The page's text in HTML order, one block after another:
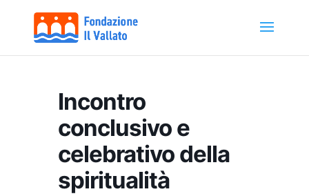
Incontro
conclusivo e
celebrativo della
spiritualità